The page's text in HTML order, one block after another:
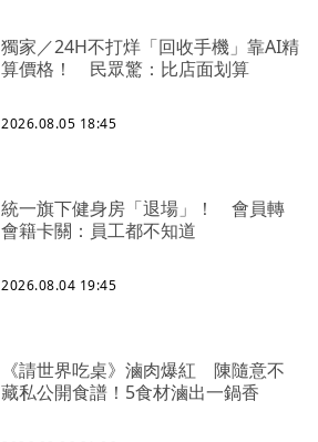
獨家／24H不打烊「回收手機」靠AI精
算價格！ 民眾驚：比店面划算
2026.08.05 18:45
統一旗下健身房「退場」！ 會員轉
會籍卡關：員工都不知道
2026.08.04 19:45
《請世界吃桌》滷肉爆紅 陳隨意不
藏私公開食譜！5食材滷出一鍋香